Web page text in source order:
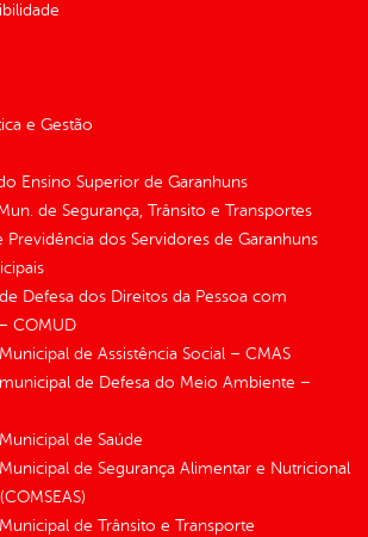
e Gestão
Ensino Superior de Garanhuns
de Segurança, Trânsito e Transportes
Previdência dos Servidores de Garanhuns
Defesa dos Direitos da Pessoa com
COMUD
de Assistência Social – CMAS
de Defesa do Meio Ambiente –
de Saúde
de Segurança Alimentar e Nutricional
de Trânsito e Transporte